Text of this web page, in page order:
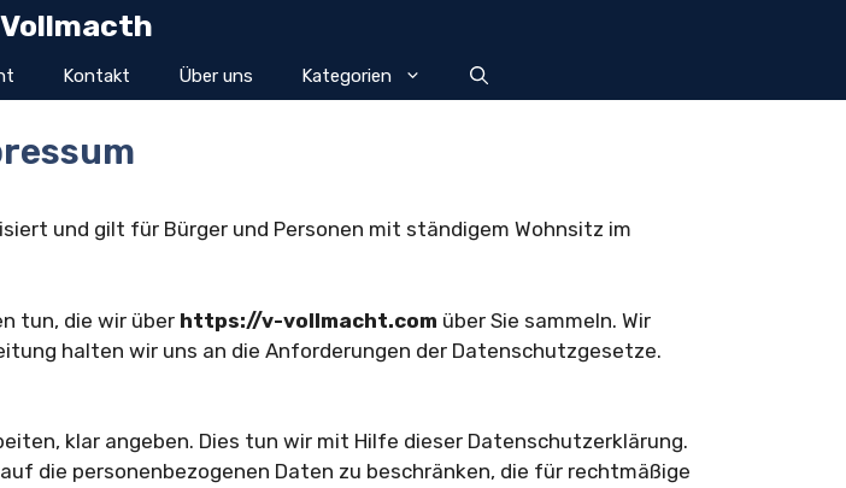
Vollmacth
Kontakt Über uns Kategorien
und gilt für Bürger und Personen mit ständigem Wohnsitz im
tun, die wir über https://v-vollmacht.com über Sie sammeln. Wir
halten wir uns an die Anforderungen der Datenschutzgesetze.
klar angeben. Dies tun wir mit Hilfe dieser Datenschutzerklärung.
die personenbezogenen Daten zu beschränken, die für rechtmäßige